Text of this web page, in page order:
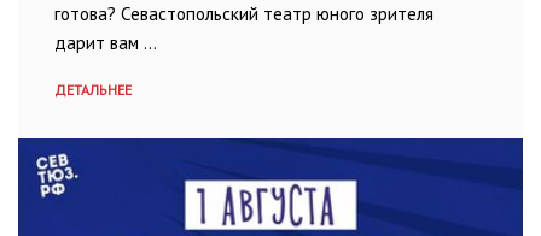
готова? Севастопольский театр юного зрителя
дарит вам …
ДЕТАЛЬНЕЕ